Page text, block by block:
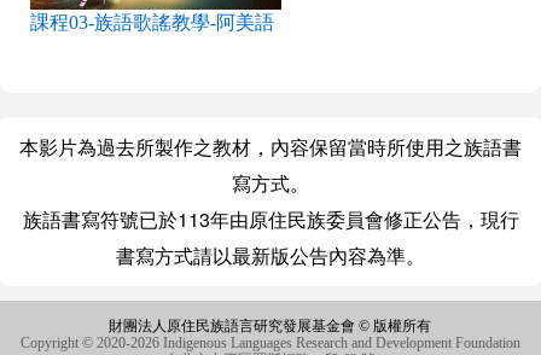
課程03-族語歌謠教學-阿美語
本影片為過去所製作之教材，內容保留當時所使用之族語書
寫方式。
族語書寫符號已於113年由原住民族委員會修正公告，現行
書寫方式請以最新版公告內容為準。
財團法人原住民族語言研究發展基金會 © 版權所有
Copyright © 2020-2026 Indigenous Languages Research and Development Foundation